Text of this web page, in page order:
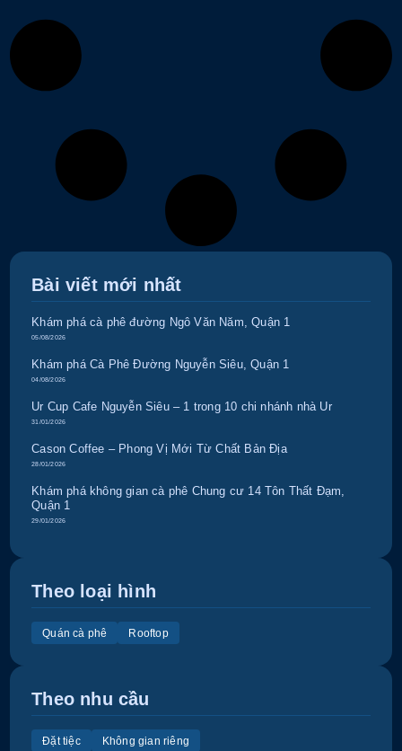
Bài viết mới nhất
Khám phá cà phê đường Ngô Văn Năm, Quận 1
05/08/2026
Khám phá Cà Phê Đường Nguyễn Siêu, Quận 1
04/08/2026
Ur Cup Cafe Nguyễn Siêu – 1 trong 10 chi nhánh nhà Ur
31/01/2026
Cason Coffee – Phong Vị Mới Từ Chất Bản Địa
28/01/2026
Khám phá không gian cà phê Chung cư 14 Tôn Thất Đạm,
Quận 1
29/01/2026
Theo loại hình
Quán cà phê Rooftop
Theo nhu cầu
Đặt tiệc Không gian riêng